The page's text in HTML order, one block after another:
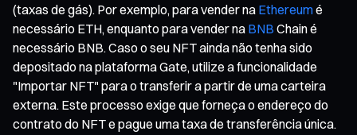
(taxas de gás). Por exemplo, para vender na Ethereumé
necessário ETH, enquanto para vender na BNB Chain é
necessário BNB. Caso o seu NFT ainda não tenha sido
depositado na plataforma Gate, utilize a funcionalidade
"Importar NFT" para o transferir a partir de uma carteira
externa. Este processo exige que forneça o endereço do
contrato do NFT e pague uma taxa de transferência única.